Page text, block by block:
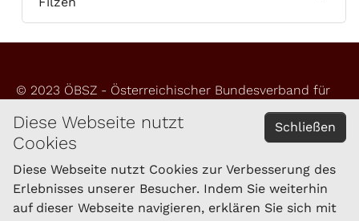
Schließen
Diese Webseite nutzt
Cookies
Diese Webseite nutzt Cookies zur Verbesserung des
Erlebnisses unserer Besucher. Indem Sie weiterhin
auf dieser Webseite navigieren, erklären Sie sich mit
© 2023 ÖBSZ - Österreichischer Bundesverband für
Impressum
Datenschutzerklärung
KONTAKT